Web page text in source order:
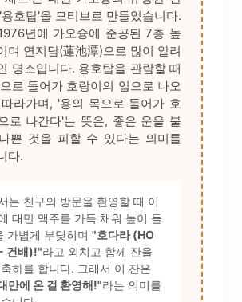
호탑'을 모티브로 만들었습니다.
년에 가오슝에 준공된 7층 높
며 연지담(蓮池潭)으로 많이 알려
명소입니다. 용호탑을 관람할 때
로 들어가 호랑이의 입으로 나오
라가며, '용의 목으로 들어가 호
로 나간다'는 뜻은, 좋은 운을 불
쁜 것을 피할 수 있다는 의미를
다.
는 친구의 방문을 환영할 때 이
대만 맥주를 가득 채워 높이 들
가볍게 부딪히며 "호다라 (HO
건배)!"라고 외치고 함께 잔을
하를 합니다. 그래서 이 잔은
만에 온 걸 환영해!"라는 의미를